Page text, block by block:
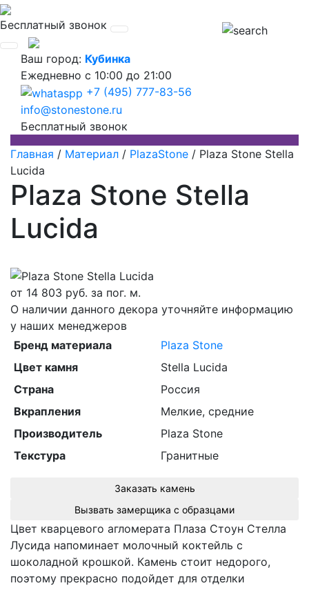
Бесплатный звонок
Ваш город: Кубинка
Ежедневно с 10:00 до 21:00
+7 (495) 777-83-56
info@stonestone.ru
Бесплатный звонок
Главная / Материал / PlazaStone / Plaza Stone Stella
Lucida
Plaza Stone Stella
Lucida
от 14 803 руб. за пог. м.
О наличии данного декора уточняйте информацию
у наших менеджеров
Бренд материала
Plaza Stone
Цвет камня
Stella Lucida
Страна
Россия
Вкрапления
Мелкие, средние
Производитель
Plaza Stone
Текстура
Гранитные
Заказать камень
Вызвать замерщика с образцами
Цвет кварцевого агломерата Плаза Стоун Стелла
Лусида напоминает молочный коктейль с
шоколадной крошкой. Камень стоит недорого,
поэтому прекрасно подойдет для отделки